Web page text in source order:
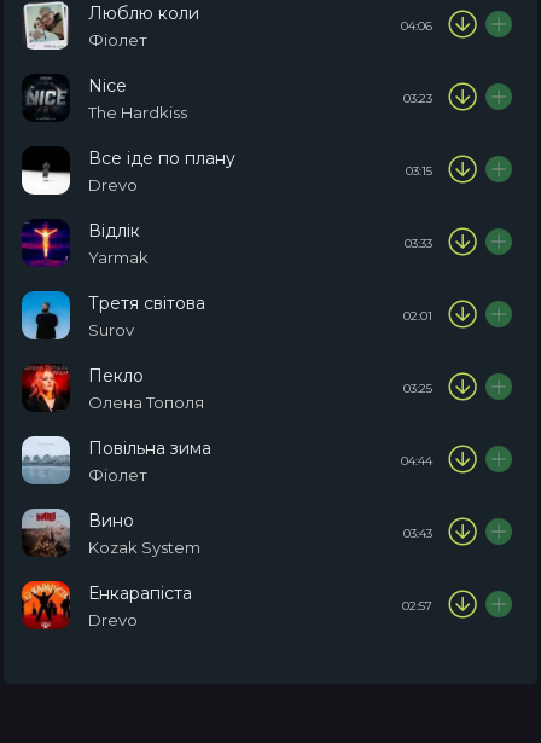
Люблю коли
Фіолет
04:06
Nice
The Hardkiss
03:23
Все іде по плану
Drevo
03:15
Відлік
Yarmak
03:33
Третя світова
Surov
02:01
Пекло
Олена Тополя
03:25
Повільна зима
Фіолет
04:44
Вино
Kozak System
03:43
Енкарапіста
Drevo
02:57